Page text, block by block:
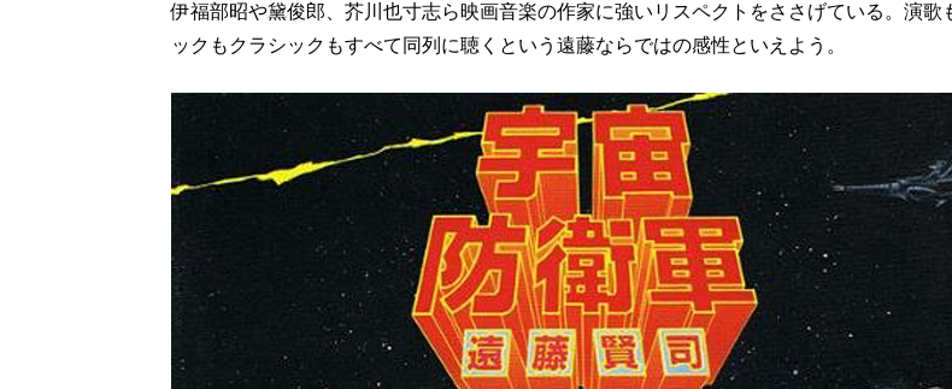
伊福部昭や黛俊郎、芥川也寸志ら映画音楽の作家に強いリスペクトをささげている。演歌
ックもクラシックもすべて同列に聴くという遠藤ならではの感性といえよう。